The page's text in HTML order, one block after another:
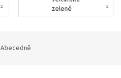
zelené
Abecedně